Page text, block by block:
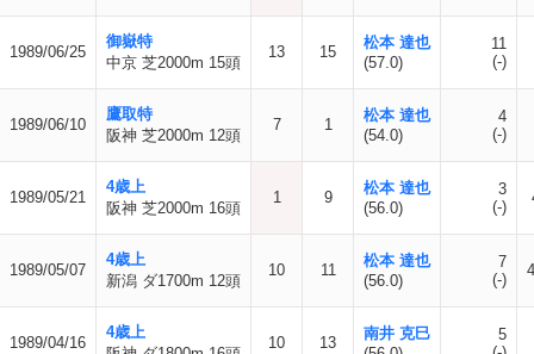
1989/06/25
御嶽特
中京 芝2000m 15頭
13 15
松本 達也
(57.0)
11
(-)
1989/06/10
鷹取特
阪神 芝2000m 12頭
7 1
松本 達也
(54.0)
4
(-)
1989/05/21
4歳上
阪神 芝2000m 16頭
1 9
松本 達也
(56.0)
3
(-)
1989/05/07
4歳上
新潟 ダ1700m 12頭
10 11
松本 達也
(56.0)
7
(-)
1989/04/16
4歳上
10 13
南井 克巳
5